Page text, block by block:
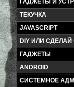
ГАДЖЕТЫ И
ТЕКУЧКА
JAVASCRIPT
DIY ИЛИ СДЕЛАЙ
ГАДЖЕТЫ
ANDROID
СИСТЕМНОЕ